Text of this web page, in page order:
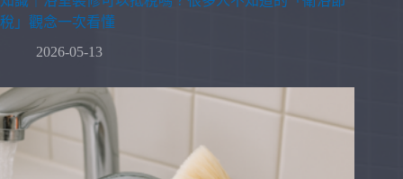
稅」觀念一次看懂
2026-05-13